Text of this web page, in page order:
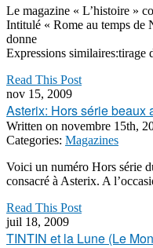
Le magazine « L’histoire »
Intitulé « Rome au temps de
donne
Expressions similaires:tirage
Read This Post
nov 15, 2009
Asterix: Hors série beaux
Written on novembre 15th,
Categories: Magazines
Voici un numéro Hors série
consacré à Asterix. A
Read This Post
juil 18, 2009
TINTIN et la Lune (Le